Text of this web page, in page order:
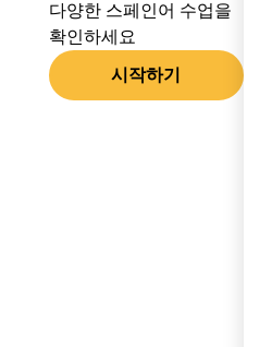
다양한 스페인어 수업을
확인하세요
시작하기